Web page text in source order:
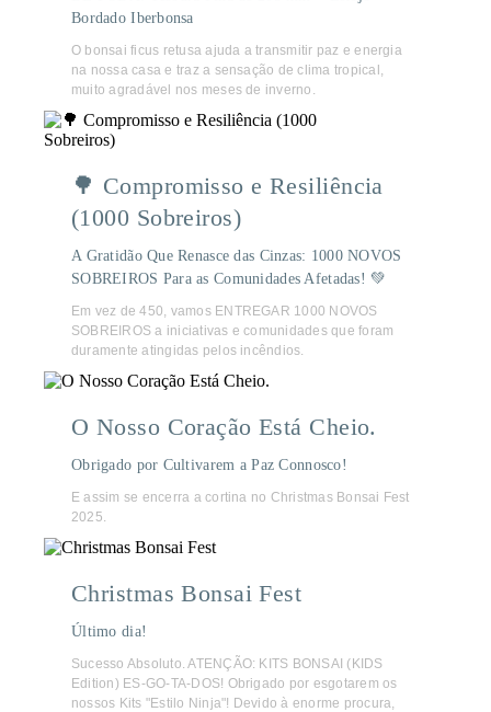
Bordado Iberbonsa
O bonsai ficus retusa ajuda a transmitir paz e energia
na nossa casa e traz a sensação de clima tropical,
muito agradável nos meses de inverno.
🌳 Compromisso e Resiliência
(1000 Sobreiros)
A Gratidão Que Renasce das Cinzas: 1000 NOVOS
SOBREIROS Para as Comunidades Afetadas! 💚
Em vez de 450, vamos ENTREGAR 1000 NOVOS
SOBREIROS a iniciativas e comunidades que foram
duramente atingidas pelos incêndios.
O Nosso Coração Está Cheio.
Obrigado por Cultivarem a Paz Connosco!
E assim se encerra a cortina no Christmas Bonsai Fest
2025.
Christmas Bonsai Fest
Último dia!
Sucesso Absoluto. ATENÇÃO: KITS BONSAI (KIDS
Edition) ES-GO-TA-DOS! Obrigado por esgotarem os
nossos Kits "Estilo Ninja"! Devido à enorme procura,